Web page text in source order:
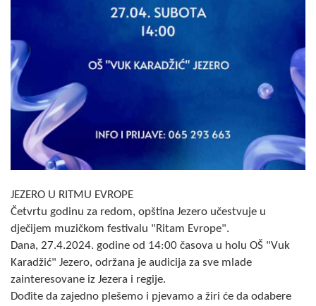
INFO
Aktivnosti
Javni pozivi
Obavještenja
Zaštita od požara
COVID 19
Geoistraživanja
FINANSIJE
PRIVREDA
JEZERO U RITMU EVROPE
Četvrtu godinu za redom, opština Jezero učestvuje u
dječijem muzičkom festivalu "Ritam Evrope".
Dana, 27.4.2024. godine od 14:00 časova u holu OŠ "Vuk
Karadžić" Jezero, održana je audicija za sve mlade
zainteresovane iz Jezera i regije.
Dođite da zajedno plešemo i pjevamo a žiri će da odabere